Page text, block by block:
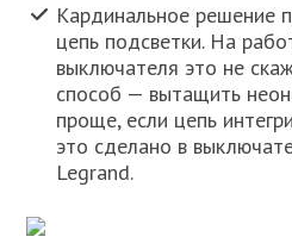
Кардинальное решение
цепь подсветки. На
выключателя это не
способ — вытащить
проще, если цепь
это сделано в
Legrand.